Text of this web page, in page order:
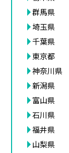
群馬県
埼玉県
千葉県
東京都
神奈川県
新潟県
富山県
石川県
福井県
山梨県